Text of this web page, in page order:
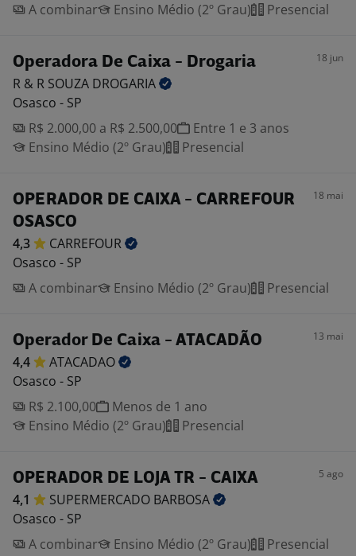
A combinar
Ensino Médio (2º Grau) Presencial
Operadora De Caixa - Drogaria 18 jun
R & R SOUZA DROGARIA
Osasco - SP
R$ 2.000,00 a R$ 2.500,00
Entre 1 e 3 anos
Ensino Médio (2º Grau)
Presencial
OPERADOR DE CAIXA - CARREFOUR
OSASCO
18 mai
4,3
CARREFOUR
Osasco - SP
A combinar
Ensino Médio (2º Grau) Presencial
Operador De Caixa - ATACADÃO 13 mai
4,4
ATACADAO
Osasco - SP
R$ 2.100,00
Menos de 1 ano
Ensino Médio (2º Grau)
Presencial
OPERADOR DE LOJA TR - CAIXA 5 ago
4,1 SUPERMERCADO BARBOSA
Osasco - SP
A combinar
Ensino Médio (2º Grau)
Presencial